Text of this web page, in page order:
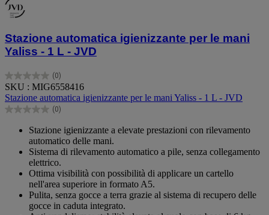
Stazione automatica igienizzante per le mani
Yaliss - 1 L - JVD
(0)
0.0
su
5
stelle.
SKU : MIG6558416
Stazione automatica igienizzante per le mani Yaliss - 1 L - JVD
(0)
0.0
Stazione igienizzante a elevate prestazioni con rilevamento
automatico delle mani.
Sistema di rilevamento automatico a pile, senza collegamento
elettrico.
Ottima visibilità con possibilità di applicare un cartello
nell'area superiore in formato A5.
Pulita, senza gocce a terra grazie al sistema di recupero delle
gocce in caduta integrato.